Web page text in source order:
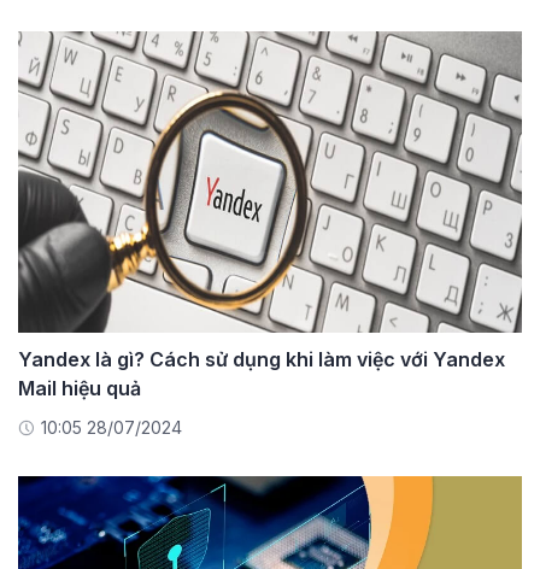
Yandex là gì? Cách sử dụng khi làm việc với Yandex
Mail hiệu quả
10:05 28/07/2024